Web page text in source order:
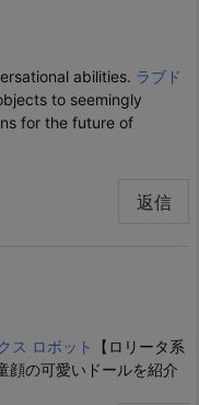
abilities. ラブド
to seemingly
for the future of
返信
ス ロボット
【ロリータ系
顔の可愛いドールを紹介